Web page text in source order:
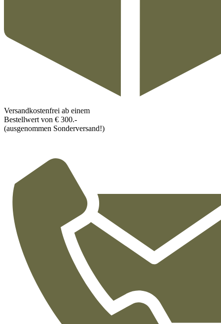
Versandkostenfrei ab einem
Bestellwert von € 300.-
(ausgenommen Sonderversand!)